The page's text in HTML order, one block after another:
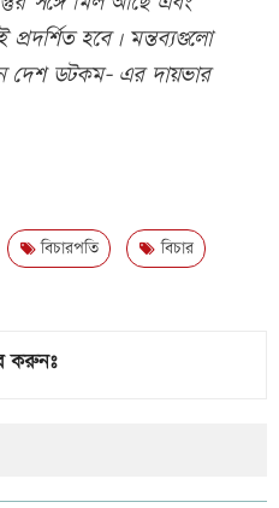
হবে। মন্তব্যগুলো
দেশ ডটকম- এর দায়ভার
বিচারপতি
বিচার
করুনঃ